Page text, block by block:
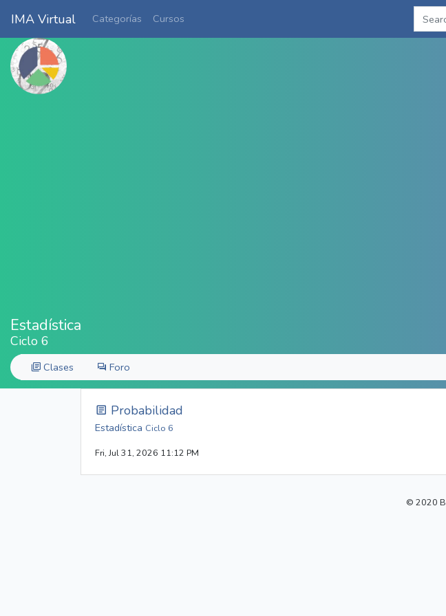
IMA Virtual Categorías Cursos
Estadística
Ciclo 6
Clases Foro
Probabilidad
Estadística Ciclo 6
Fri, Jul 31, 2026 11:12 PM
© 2020